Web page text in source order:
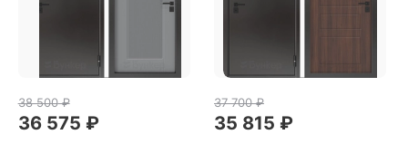
38 500 ₽
36 575 ₽
37 700 ₽
35 815 ₽